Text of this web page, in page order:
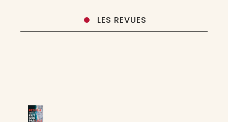
LES REVUES